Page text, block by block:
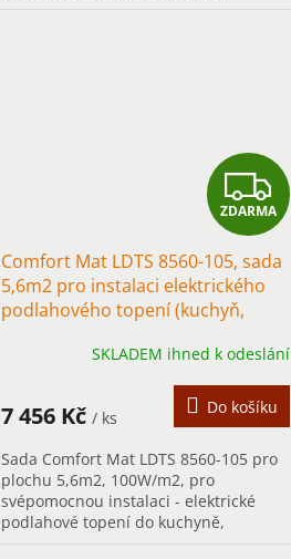
Z
D
A
M
A
ZDARMA
Comfort Mat LDTS 8560-105, sada
5,6m2 pro instalaci elektrického
podlahového topení (kuchyň,
SKLADEM ihned k odeslání
7 456 Kč / ks
Do košíku
Sada Comfort Mat LDTS 8560-105 pro
plochu 5,6m2, 100W/m2, pro
svépomocnou instalaci - elektrické
podlahové topení do kuchyně,